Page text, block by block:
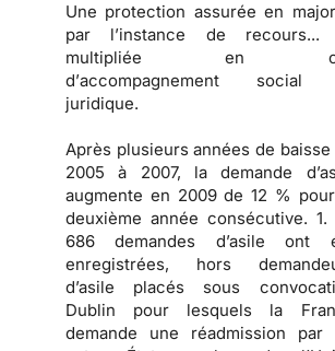
Une protection assurée en
par l’instance de recours...
multipliée en
d’accompagnement social
juridique.
Après plusieurs années de baisse
2005 à 2007, lademande
augmente en 2009de 12 %
deuxième année consécutive. 1.
686 demandes d’asile ont
enregistrées, hors
d’asile placés sous
Dublin pour lesquels la
demande une réadmission par